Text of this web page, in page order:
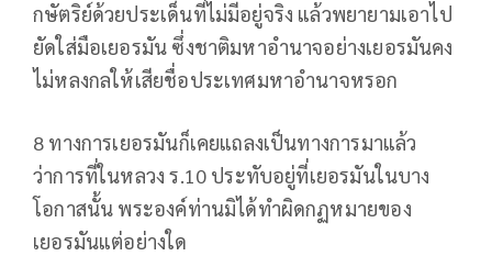
กษัตริย์ด้วยประเด็นที่ไม่มีอยู่จริง แล้วพยายามเอาไป
ยัดใส่มือเยอรมัน ซึ่งชาติมหาอำนาจอย่างเยอรมันคง
ไม่หลงกลให้เสียชื่อประเทศมหาอำนาจหรอก
8 ทางการเยอรมันก็เคยแถลงเป็นทางการมาแล้ว
ว่าการที่ในหลวง ร.10 ประทับอยู่ที่เยอรมันในบาง
โอกาสนั้น พระองค์ท่านมิได้ทำผิดกฏหมายของ
เยอรมันแต่อย่างใด